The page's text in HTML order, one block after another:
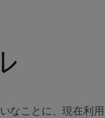
なことに、現在利用